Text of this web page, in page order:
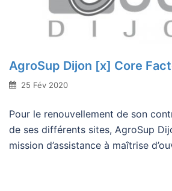
AgroSup Dijon [x] Core
25 Fév 2020
Pour le renouvellement de son
de ses différents sites, AgroSup
mission d’assistance à maîtrise